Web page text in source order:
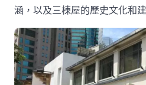
涵，以及三棟屋的歷史文化和